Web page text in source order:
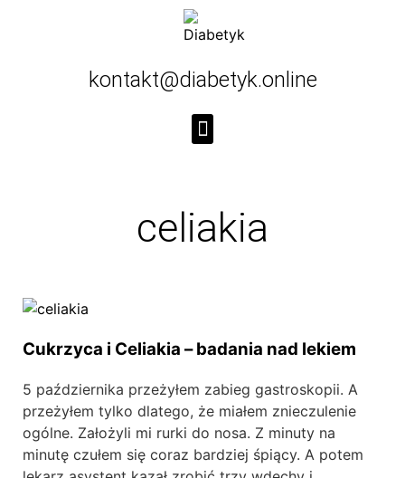
kontakt@diabetyk.online
celiakia
Cukrzyca i Celiakia – badania nad lekiem
5 października przeżyłem zabieg gastroskopii. A
przeżyłem tylko dlatego, że miałem znieczulenie
ogólne. Założyli mi rurki do nosa. Z minuty na
minutę czułem się coraz bardziej śpiący. A potem